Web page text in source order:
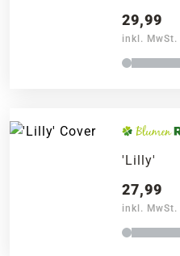
29,99
inkl. MwSt.
'Lilly'
27,99
inkl. MwSt.